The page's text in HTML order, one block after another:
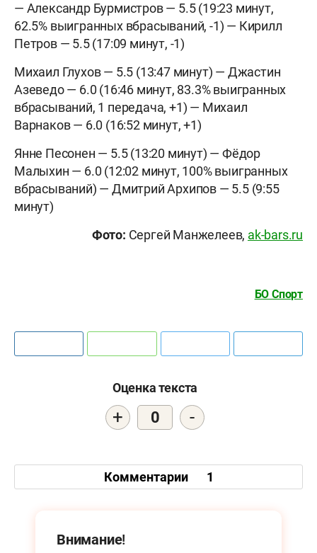
— Александр Бурмистров — 5.5 (19:23 минут,
62.5% выигранных вбрасываний, -1) — Кирилл
Петров — 5.5 (17:09 минут, -1)
Михаил Глухов — 5.5 (13:47 минут) — Джастин
Азеведо — 6.0 (16:46 минут, 83.3% выигранных
вбрасываний, 1 передача, +1) — Михаил
Варнаков — 6.0 (16:52 минут, +1)
Янне Песонен — 5.5 (13:20 минут) — Фёдор
Малыхин — 6.0 (12:02 минут, 100% выигранных
вбрасываний) — Дмитрий Архипов — 5.5 (9:55
минут)
Фото: Сергей Манжелеев, ak-bars.ru
БО Спорт
Оценка текста
+ 0 -
Комментарии 1
Внимание!